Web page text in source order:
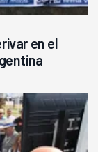
en el